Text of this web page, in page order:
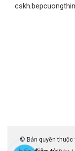
© Bản quyền thuộc